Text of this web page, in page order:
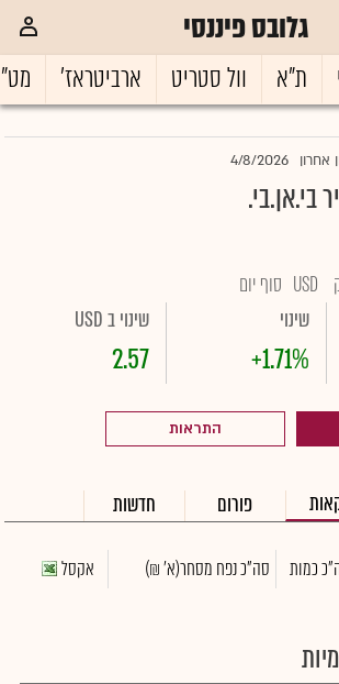
גלובס פיננסי
ת"א וול סטריט ארביטראז'
אחרון 4/8/2026
בי.אן.בי.
USD סוף יום
שינוי
+1.71%
שינוי ב USD
2.57
התראות
פורום חדשות
כמות סה"כ נפח מסחר(א' ₪) אקסל